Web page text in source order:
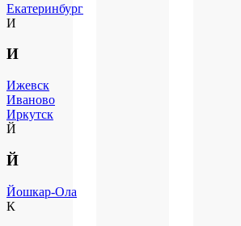
Екатеринбург
И
И
Ижевск
Иваново
Иркутск
Й
Й
Йошкар-Ола
К